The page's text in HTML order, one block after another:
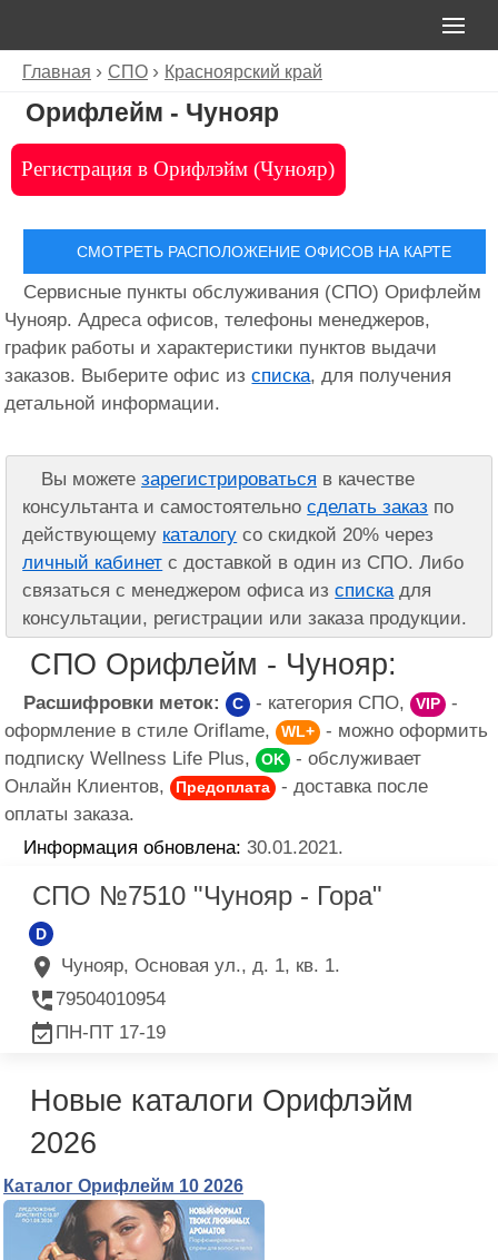
Главная СПО Красноярский край
Орифлейм - Чунояр
Регистрация в Орифлэйм (Чунояр)
СМОТРЕТЬ РАСПОЛОЖЕНИЕ ОФИСОВ НА КАРТЕ
Сервисные пункты обслуживания (СПО) Орифлейм
Чунояр. Адреса офисов, телефоны менеджеров,
график работы и характеристики пунктов выдачи
заказов. Выберите офис изсписка, для получения
детальной информации.
Вы можетезарегистрироваться в качестве
консультанта и самостоятельносделать заказ по
действующему каталогу со скидкой 20% через
личный кабинет с доставкой в один из СПО. Либо
связаться с менеджером офиса изспискадля
консультации, регистрации или заказа продукции.
СПО Орифлейм - Чунояр:
Расшифровки меток: C - категория СПО, VIP
-
оформление в стиле Oriflame, WL+
- можно оформить
подписку Wellness Life Plus, OK
- обслуживает
Онлайн Клиентов, Предоплата
- доставка после
оплаты заказа.
Информация обновлена: 30.01.2021.
СПО №7510 "Чунояр - Гора"
D
Чунояр, Основая ул., д. 1, кв. 1.
79504010954
ПН-ПТ 17-19
Новые каталоги Орифлэйм
2026
Каталог Орифлейм 10 2026